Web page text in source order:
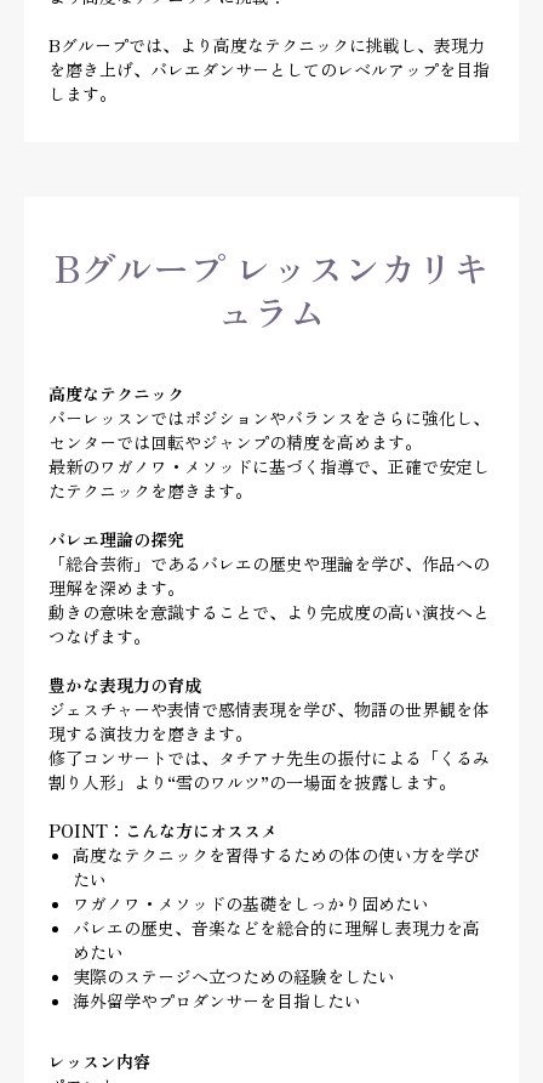
Bグループでは、より高度なテクニックに挑戦し、表現力
を磨き上げ、バレエダンサーとしてのレベルアップを目指
します。
Bグループ レッスンカリキ
ュラム
高度なテクニック
バーレッスンではポジションやバランスをさらに強化し、
センターでは回転やジャンプの精度を高めます。
最新のワガノワ・メソッドに基づく指導で、正確で安定し
たテクニックを磨きます。
バレエ理論の探究
「総合芸術」であるバレエの歴史や理論を学び、作品への
理解を深めます。
動きの意味を意識することで、より完成度の高い演技へと
つなげます。
豊かな表現力の育成
ジェスチャーや表情で感情表現を学び、物語の世界観を体
現する演技力を磨きます。
修了コンサートでは、タチアナ先生の振付による「くるみ
割り人形」より“雪のワルツ”の一場面を披露します。
POINT：こんな方にオススメ
高度なテクニックを習得するための体の使い方を学び
たい
ワガノワ・メソッドの基礎をしっかり固めたい
バレエの歴史、音楽などを総合的に理解し表現力を高
めたい
実際のステージへ立つための経験をしたい
海外留学やプロダンサーを目指したい
レッスン内容